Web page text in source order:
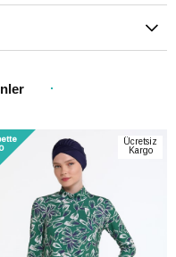
Ücretsiz
Kargo